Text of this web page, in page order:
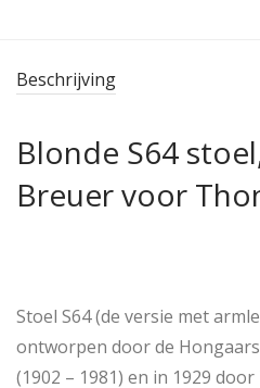
Beschrijving
Blonde S64
Breuer voor
Stoel S64 (de versie met
ontworpen door de
(1902 – 1981) en in 1929